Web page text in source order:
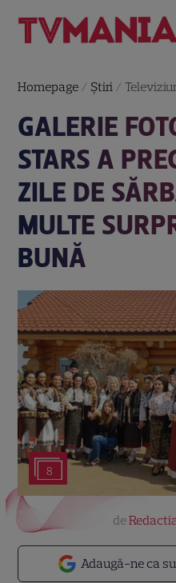
Homepage / Știri /
GALERIE
STARS A
ZILE DE
MULTE
BUNĂ
8
Adaugă-ne ca
de